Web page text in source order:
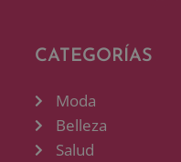
CATEGORÍAS
Moda
Belleza
Salud